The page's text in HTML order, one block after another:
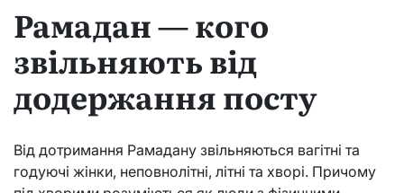
Рамадан — кого
звільняють від
додержання посту
Від дотримання Рамадану звільняються вагітні та
годуючі жінки, неповнолітні, літні та хворі. Причому